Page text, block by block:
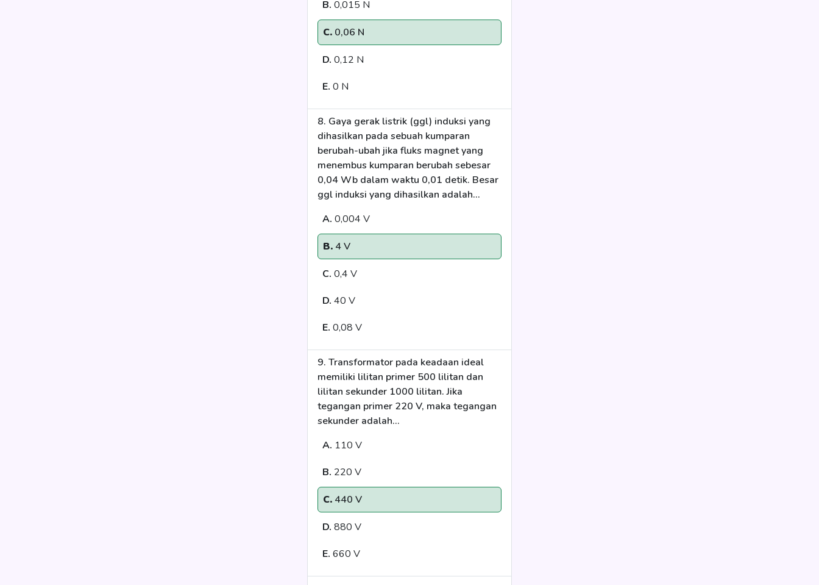
B. 0,015 N
C. 0,06 N
D. 0,12 N
E. 0 N
8. Gaya gerak listrik (ggl) induksi yang
dihasilkan pada sebuah kumparan
berubah-ubah jika fluks magnet yang
menembus kumparan berubah sebesar
0,04 Wb dalam waktu 0,01 detik. Besar
ggl induksi yang dihasilkan adalah...
A. 0,004 V
B. 4 V
C. 0,4 V
D. 40 V
E. 0,08 V
9. Transformator pada keadaan ideal
memiliki lilitan primer 500 lilitan dan
lilitan sekunder 1000 lilitan. Jika
tegangan primer 220 V, maka tegangan
sekunder adalah...
A. 110 V
B. 220 V
C. 440 V
D. 880 V
E. 660 V